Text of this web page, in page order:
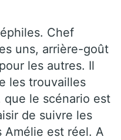
Chef
uns, arrière-goût
les autres. Il
les trouvailles
que le scénario est
de suivre les
Amélie est réel. A